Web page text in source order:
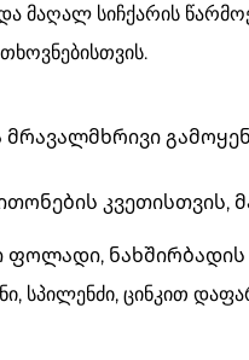
მაღალ სიჩქარის
მრავალმხრივი
კვეთისთვის,
ფოლადი,
სპილენძი, ცინკით